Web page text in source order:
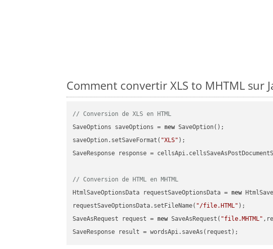
Comment convertir XLS to MHTML sur
// Conversion de XLS en HTML
SaveOptions saveOptions = new SaveOption();
saveOption.setSaveFormat( "XLS" );
SaveResponse response =
// Conversion de HTML en MHTML
HtmlSaveOptionsData requestSaveOptionsData = new
requestSaveOptionsData.setFileName( "/file.HTML" );
SaveAsRequest request = new SaveAsRequest( "file.MHTML"